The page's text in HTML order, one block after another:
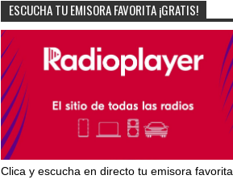
ESCUCHA TU EMISORA FAVORITA ¡GRATIS!
Clica y escucha en directo tu emisora favorita